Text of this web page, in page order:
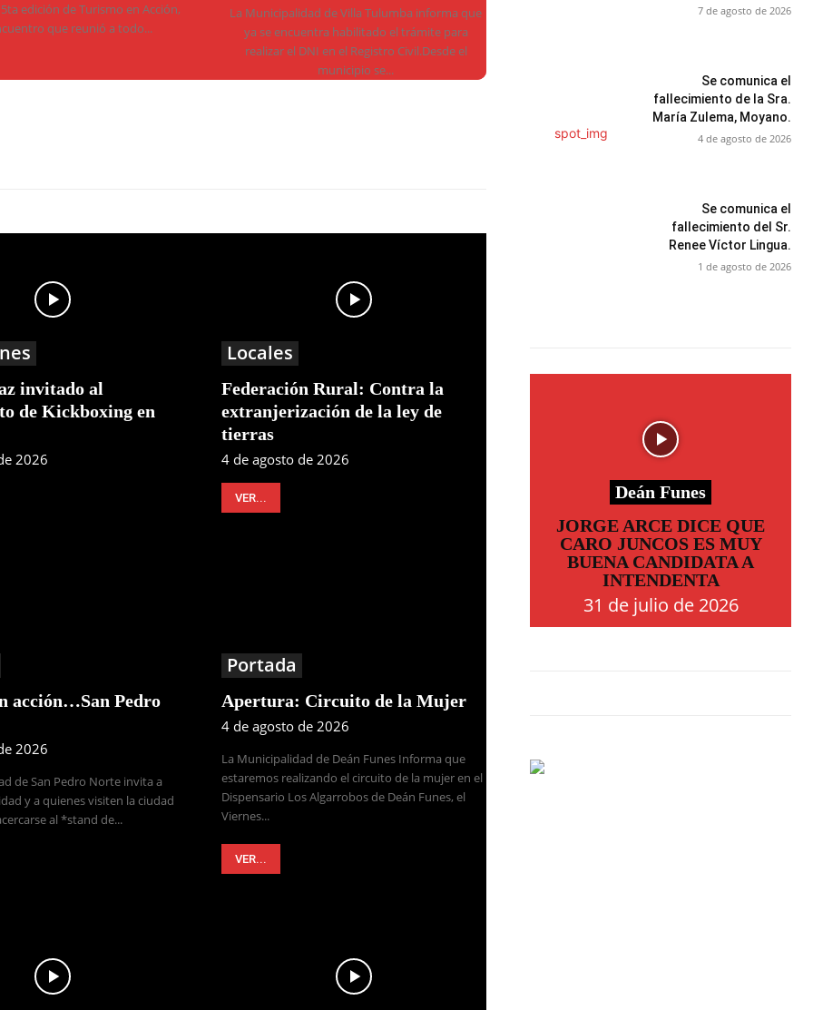
edición de Turismo en Acción,
que reunió a todo...
La Municipalidad de Villa Tulumba informa que
ya se encuentra habilitado el trámite para
realizar el DNI en el Registro Civil.Desde el
municipio se...
invitado al
de Kickboxing en
2026
Locales
Federación Rural: Contra la
extranjerización de la ley de
tierras
4 de agosto de 2026
VER...
acción…San Pedro
2026
de San Pedro Norte invita a
y a quienes visiten la ciudad
al *stand de...
Portada
Apertura: Circuito de la Mujer
4 de agosto de 2026
La Municipalidad de Deán Funes Informa que
estaremos realizando el circuito de la mujer en el
Dispensario Los Algarrobos de Deán Funes, el
Viernes...
VER...
7 de agosto de 2026
Se comunica el
fallecimiento de la Sra.
María Zulema, Moyano.
4 de agosto de 2026
Se comunica el
fallecimiento del Sr.
Renee Víctor Lingua.
1 de agosto de 2026
Deán Funes
JORGE ARCE DICE QUE
CARO JUNCOS ES MUY
BUENA CANDIDATA A
INTENDENTA
31 de julio de 2026